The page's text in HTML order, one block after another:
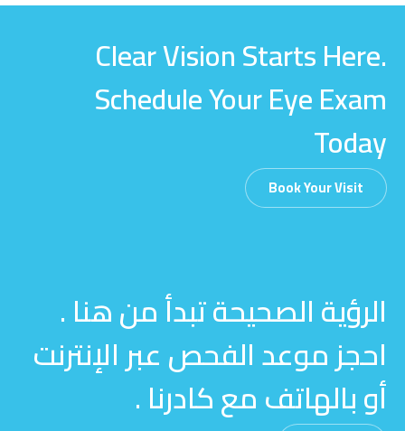
Clear Vision Starts Here.
Schedule Your Eye Exam
Today
Book Your Visit
الرؤية الصحيحة تبدأ من هنا .
احجز موعد الفحص عبر الإنترنت
أو بالهاتف مع كادرنا .